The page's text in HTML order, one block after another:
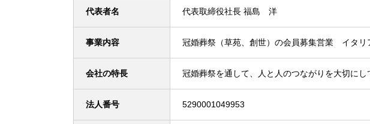
代表者名 代表取締役社長 福島 洋
事業内容 冠婚葬祭（草苑、創世）の会員募
会社の特長 冠婚葬祭を通して、人と人のつながりを大切に
法人番号 5290001049953